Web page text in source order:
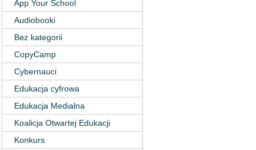
App Your School
Audiobooki
Bez kategorii
CopyCamp
Cybernauci
Edukacja cyfrowa
Edukacja Medialna
Koalicja Otwartej Edukacji
Konkurs